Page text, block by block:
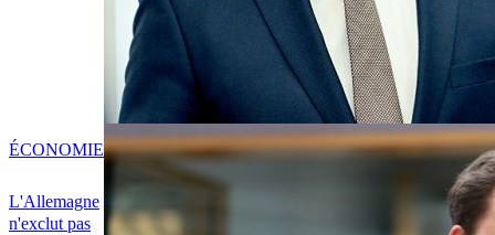
L'Allemagne
n'exclut pas
ÉCONOMIE